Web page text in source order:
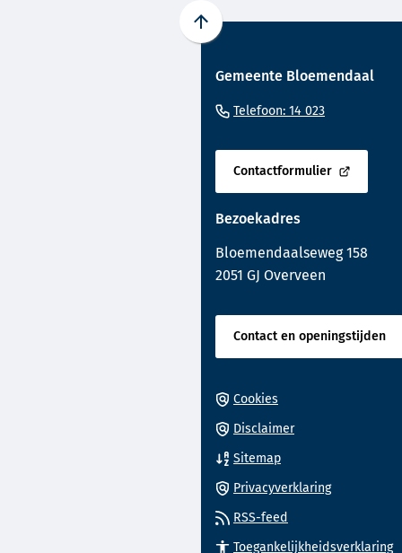
Scroll
boven
het
de
paginainhoud
Gemeente Bloemendaal
Telefoon: 14 023(Verwijst
een
Contactformulier
(Verwijst
een
website)
Bezoekadres
Bloemendaalseweg 158
2051 GJ Overveen
Contact en openingstijden
Cookies
Disclaimer
Sitemap
Privacyverklaring
RSS-feed
Toegankelijkheidsverklaring